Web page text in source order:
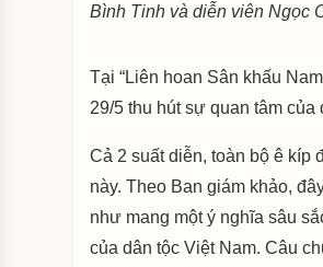
Bình Tinh và diễn viên Ngọc
Tại “Liên hoan Sân khấu
29/5 thu hút sự quan tâm
Cả 2 suất diễn, toàn bộ ê kíp
này. Theo Ban giám khảo,
như mang một ý nghĩa sâu
của dân tộc Việt Nam. Câu